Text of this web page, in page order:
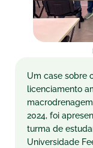
Um case sobre
licenciamento
2024, foi
turma de
Universidade